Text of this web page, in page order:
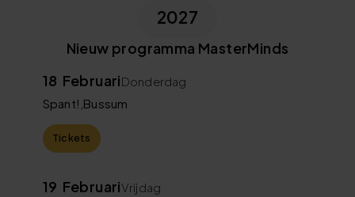
2027
Nieuw programma MasterMinds
18 FebruariDonderdag
Spant! Bussum
Tickets
19 FebruariVrijdag